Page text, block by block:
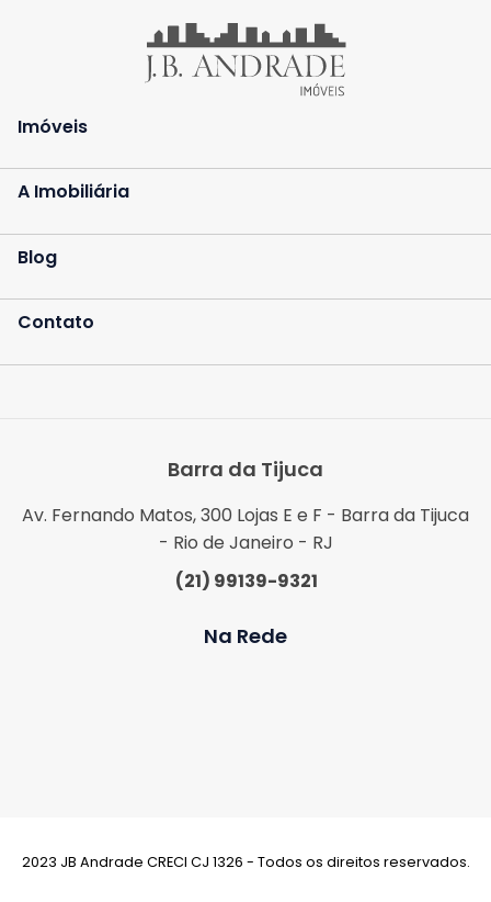
Imóveis
A Imobiliária
Blog
Contato
Barra da Tijuca
Av. Fernando Matos, 300 Lojas E e F - Barra da Tijuca
- Rio de Janeiro - RJ
(21) 99139-9321
Na Rede
2023 JB Andrade CRECI CJ 1326 - Todos os direitos reservados.